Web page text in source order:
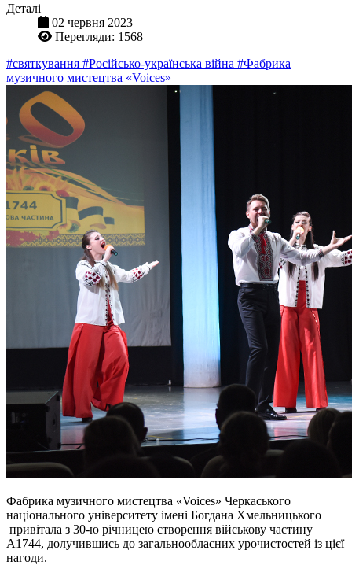
Деталі
02 червня 2023
Перегляди: 1568
#святкування #Російсько-українська війна #Фабрика
музичного мистецтва «Voices»
Фабрика музичного мистецтва «Voices» Черкаського
національного університету імені Богдана Хмельницького
привітала з 30-ю річницею створення військову частину
A1744, долучившись до загальнообласних урочистостей із цієї
нагоди.